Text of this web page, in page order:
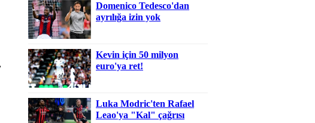
Domenico Tedesco'dan
ayrılığa izin yok
Kevin için 50 milyon
euro'ya ret!
Luka Modric'ten Rafael
Leao'ya "Kal" çağrısı